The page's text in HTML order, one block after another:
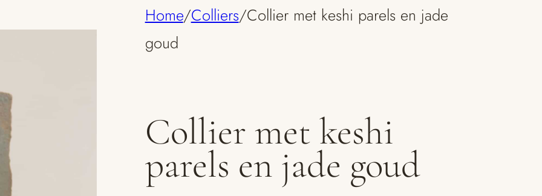
Home/Colliers/Collier met keshi parels en jade
goud
Collier met keshi
parels en jade goud